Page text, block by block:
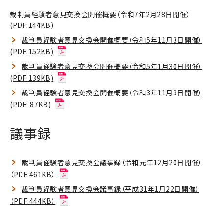
裁判員経験者意見交換会開催概要（令和7年2月28日開催）
(PDF:144KB)
裁判員経験者意見交換会開催概要（令和5年11月3日開催）
(PDF:152KB)
裁判員経験者意見交換会開催概要（令和5年1月30日開催）
(PDF:139KB)
裁判員経験者意見交換会開催概要（令和3年11月3日開催）
(PDF: 87KB)
議事録
裁判員経験者意見交換会議事録（令和元年12月20日開催）
（PDF:461KB）
裁判員経験者意見交換会議事録（平成31年1月22日開催）
（PDF:444KB）